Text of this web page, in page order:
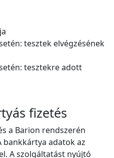
tesztek elvégzésének
tesztekre adott
fizetés
a Barion rendszerén
bankkártya adatok az
A szolgáltatást nyújtó